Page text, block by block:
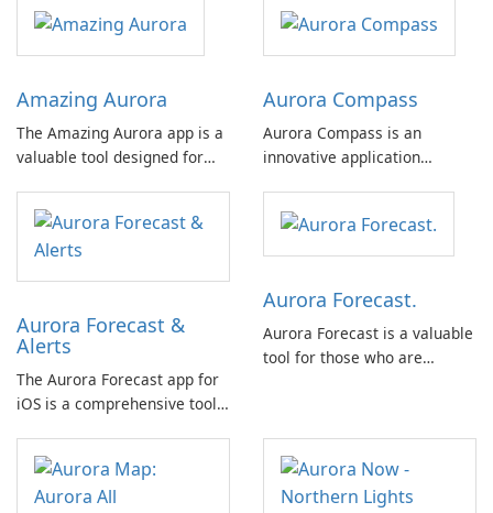
Amazing Aurora
The Amazing Aurora app is a
valuable tool designed for
observing the awe-inspiring
phenomenon of the aurora
borealis, commonly known as
the northern lights.
Aurora Compass
Aurora Compass is an
innovative application
weather. This app is suitable
for both novices and experts,
of features without the
distraction of …
Aurora Forecast &
Alerts
The Aurora Forecast app for
iOS is a comprehensive tool
features to help users stay
informed about aurora
visibility and space weather
Aurora Forecast.
Aurora Forecast is a valuable
tool for those who are
Lights.